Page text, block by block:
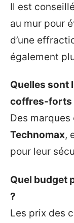
Il est
au mur pour
d’une
également
Quelles sont
coffres-forts
Des marques
Technomax,
pour leur
Quel budget
?
Les prix des